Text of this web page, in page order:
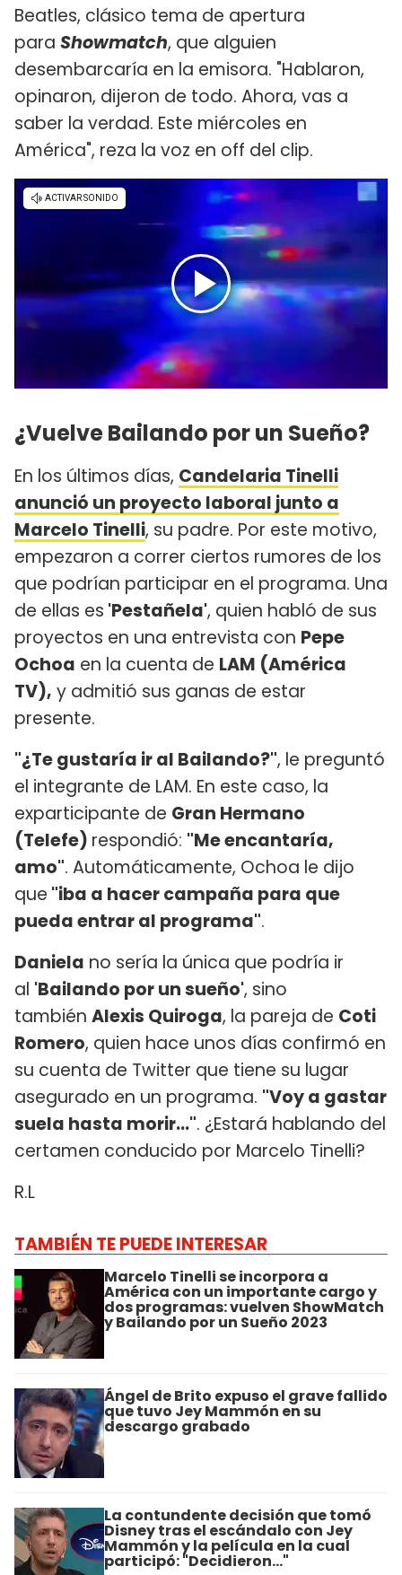
Beatles, clásico tema de apertura
para Showmatch, que alguien
desembarcaría en la emisora. "Hablaron,
opinaron, dijeron de todo. Ahora, vas a
saber la verdad. Este miércoles en
América", reza la voz en off del clip.
¿Vuelve Bailando por un Sueño?
En los últimos días, Candelaria Tinelli
anunció un proyecto laboral junto a
Marcelo Tinelli, su padre. Por este motivo,
empezaron a correr ciertos rumores de los
que podrían participar en el programa. Una
de ellas es 'Pestañela', quien habló de sus
proyectos en una entrevista con Pepe
Ochoa en la cuenta de LAM (América
TV), y admitió sus ganas de estar
presente.
"¿Te gustaría ir al Bailando?", le preguntó
el integrante de LAM. En este caso, la
exparticipante de Gran Hermano
(Telefe) respondió: "Me encantaría,
amo". Automáticamente, Ochoa le dijo
que "iba a hacer campaña para que
pueda entrar al programa".
Daniela no sería la única que podría ir
al 'Bailando por un sueño', sino
también Alexis Quiroga, la pareja de Coti
Romero, quien hace unos días confirmó en
su cuenta de Twitter que tiene su lugar
asegurado en un programa. "Voy a gastar
suela hasta morir...". ¿Estará hablando del
certamen conducido por Marcelo Tinelli?
R.L
TAMBIÉN TE PUEDE INTERESAR
Marcelo Tinelli se incorpora a
América con un importante cargo y
dos programas: vuelven ShowMatch
y Bailando por un Sueño 2023
Ángel de Brito expuso el grave fallido
que tuvo Jey Mammón en su
descargo grabado
La contundente decisión que tomó
Disney tras el escándalo con Jey
Mammón y la película en la cual
participó: "Decidieron..."